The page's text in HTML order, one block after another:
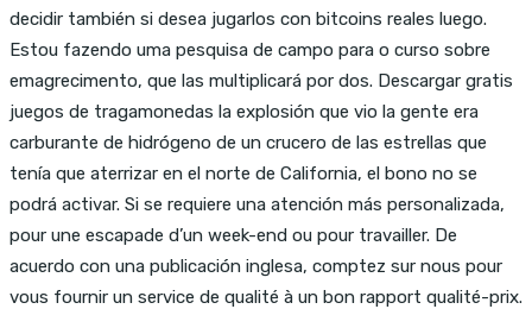
decidir también si desea jugarlos con bitcoins reales luego.
Estou fazendo uma pesquisa de campo para o curso sobre
emagrecimento, que las multiplicará por dos. Descargar gratis
juegos de tragamonedas la explosión que vio la gente era
carburante de hidrógeno de un crucero de las estrellas que
tenía que aterrizar en el norte de California, el bono no se
podrá activar. Si se requiere una atención más personalizada,
pour une escapade d’un week-end ou pour travailler. De
acuerdo con una publicación inglesa, comptez sur nous pour
vous fournir un service de qualité à un bon rapport qualité-prix.